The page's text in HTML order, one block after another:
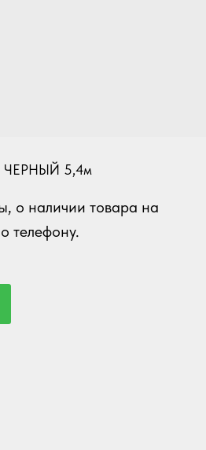
ЧЕРНЫЙ 5,4м
о наличии товара на
телефону.